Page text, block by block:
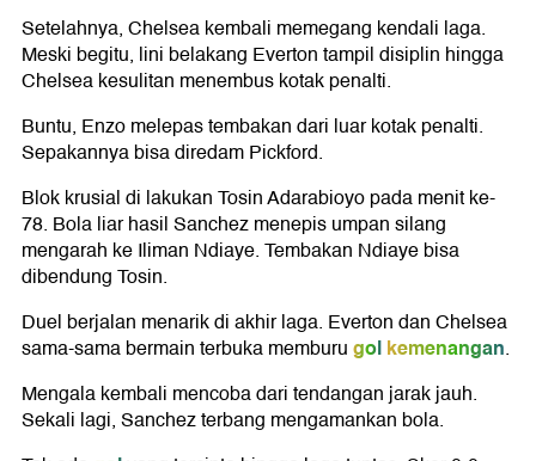
Setelahnya, Chelsea kembali memegang kendali laga.
Meski begitu, lini belakang Everton tampil disiplin hingga
Chelsea kesulitan menembus kotak penalti.
Buntu, Enzo melepas tembakan dari luar kotak penalti.
Sepakannya bisa diredam Pickford.
Blok krusial di lakukan Tosin Adarabioyo pada menit ke-
78. Bola liar hasil Sanchez menepis umpan silang
mengarah ke Iliman Ndiaye. Tembakan Ndiaye bisa
dibendung Tosin.
Duel berjalan menarik di akhir laga. Everton dan Chelsea
sama-sama bermain terbuka memburugolkemenangan.
Mengala kembali mencoba dari tendangan jarak jauh.
Sekali lagi, Sanchez terbang mengamankan bola.